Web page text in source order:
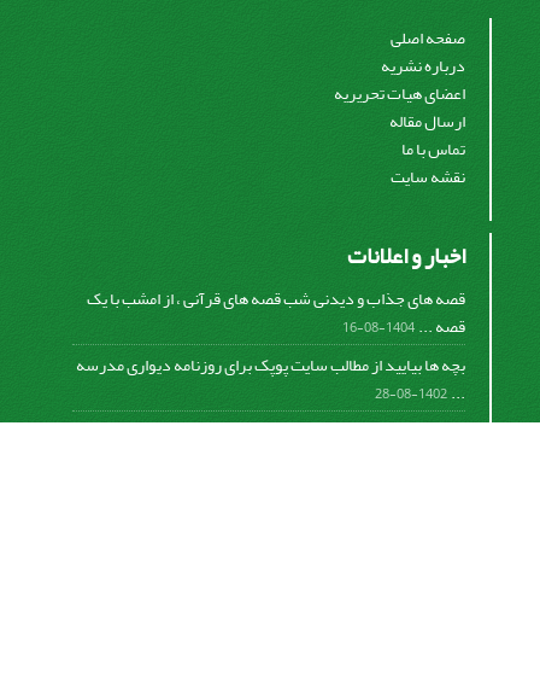
صفحه اصلی
درباره نشریه
اعضای هیات تحریریه
ارسال مقاله
تماس با ما
نقشه سایت
اخبار و اعلانات
قصه های جذاب و دیدنی شب قصه های قرآنی ، از امشب با یک
قصه ...1404-08-16
بچه ها بیایید از مطالب سایت پوپک برای روزنامه دیواری مدرسه
...
1402-08-28